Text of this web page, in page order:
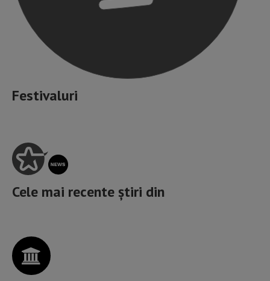
Festivaluri
Cele mai recente știri din